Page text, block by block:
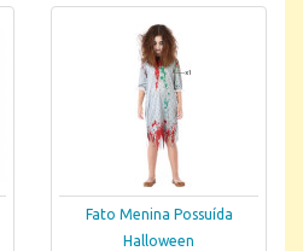
Fato Menina Possuída
Halloween